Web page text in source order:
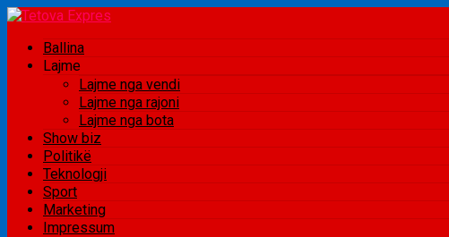
Ballina
Lajme
Lajme nga vendi
Lajme nga rajoni
Lajme nga bota
Show biz
Politikë
Teknologji
Sport
Marketing
Impressum